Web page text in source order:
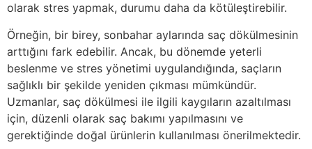
olarak stres yapmak, durumu daha da kötüleştirebilir.
Örneğin, bir birey, sonbahar aylarında saç dökülmesinin
arttığını fark edebilir. Ancak, bu dönemde yeterli
beslenme ve stres yönetimi uygulandığında, saçların
sağlıklı bir şekilde yeniden çıkması mümkündür.
Uzmanlar, saç dökülmesi ile ilgili kaygıların azaltılması
için, düzenli olarak saç bakımı yapılmasını ve
gerektiğinde doğal ürünlerin kullanılması önerilmektedir.